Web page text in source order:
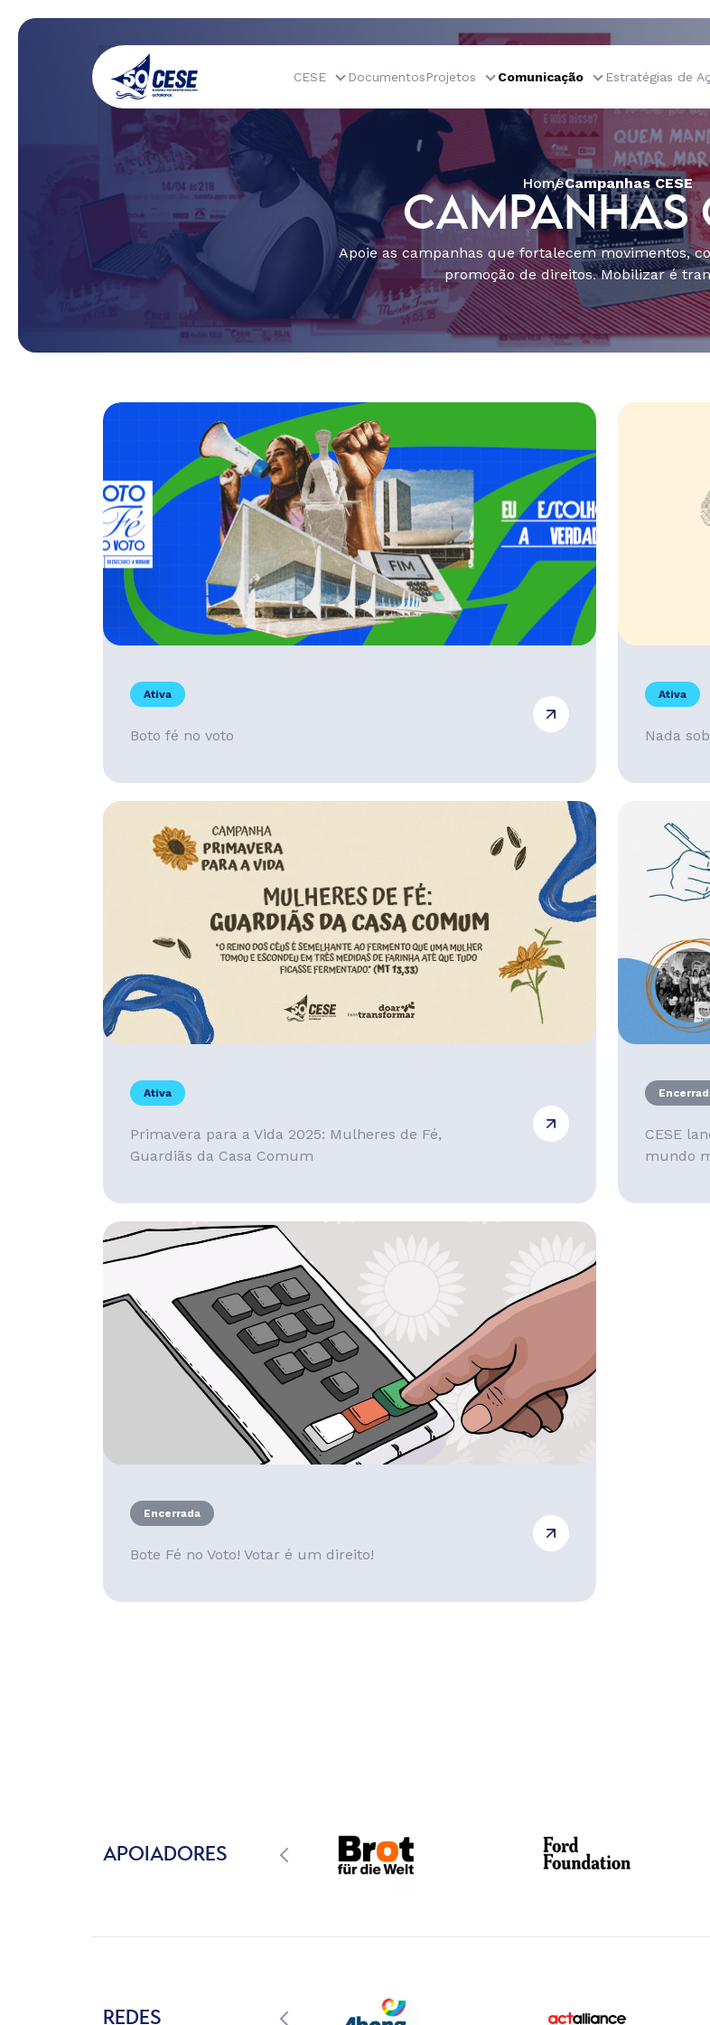
CESE DocumentosProjetos Comunicação Estratégias de
HomeCampanhas CESE
CAMPANHAS
Apoie as campanhas que fortalecem movimentos,
promoção de direitos. Mobilizar é
Ativa
Boto fé no voto
Ativa
Nada
Ativa
Primavera para a Vida 2025: Mulheres de Fé,
Guardiãs da Casa Comum
CESE
mundo
Encerrada
Bote Fé no Voto! Votar é um direito!
APOIADORES
REDES